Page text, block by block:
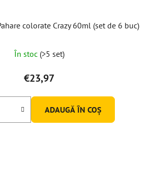
colorate Crazy 60ml (set de 6 buc)
În stoc (>5 set)
€23,97
ADAUGĂ ÎN COŞ